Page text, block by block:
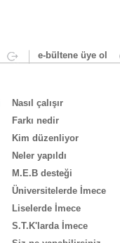
e-bültene üye ol
Nasıl çalışır
Farkı nedir
Kim düzenliyor
Neler yapıldı
M.E.B desteği
Üniversitelerde İmece
Liselerde İmece
S.T.K'larda İmece